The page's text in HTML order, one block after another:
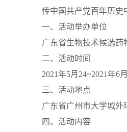
传中国共产党百年历史
一、活动举办单位
广东省生物技术候选药
二、活动时间
2021年5月24~2021年6
三、活动地点
广东省广州市大学城外
四、活动内容